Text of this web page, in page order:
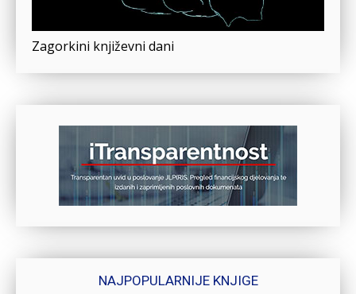
Zagorkini književni dani
NAJPOPULARNIJE KNJIGE